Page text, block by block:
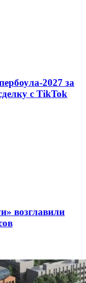
2027 за
с TikTok
возглавили